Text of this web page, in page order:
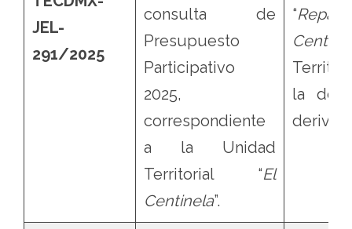
JEL-
291/2025
consulta de
Presupuesto
Participativo
2025,
correspondiente
a la Unidad
Territorial “El
Centinela”.
“
la